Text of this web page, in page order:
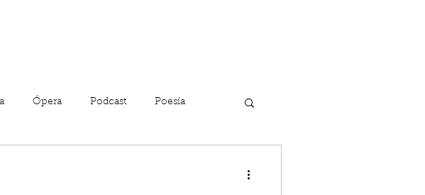
Ópera Podcast Poesía